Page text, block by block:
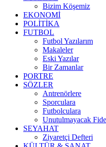
Bizim Köşemiz
EKONOMİ
POLİTİKA
FUTBOL
Futbol Yazılarım
Makaleler
Eski Yazılar
Bir Zamanlar
PORTRE
SÖZLER
Antrenörlere
Sporculara
Futbolculara
Unutulmayacak
SEYAHAT
Ziyaretçi Defteri